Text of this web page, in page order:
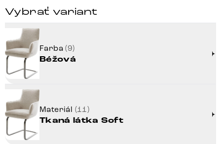
Vybrať variant
Farba(9)
Béžová
Materiál (11)
Tkaná látka Soft